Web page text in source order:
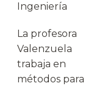
Ingeniería
La profesora
Valenzuela
trabaja en
métodos para